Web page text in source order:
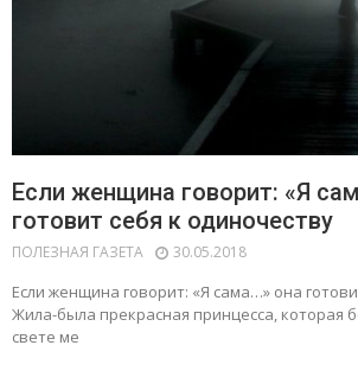
Если женщина говорит: «Я
готовит себя к одиночеству
ПОЛЕЗНАЯ ГАЗЕТА 30.05.2018
Если женщина говорит: «Я сама…» она
Жила-была прекрасная принцесса, которая
свете ме